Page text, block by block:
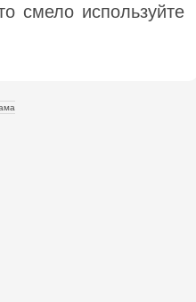
смело используйте